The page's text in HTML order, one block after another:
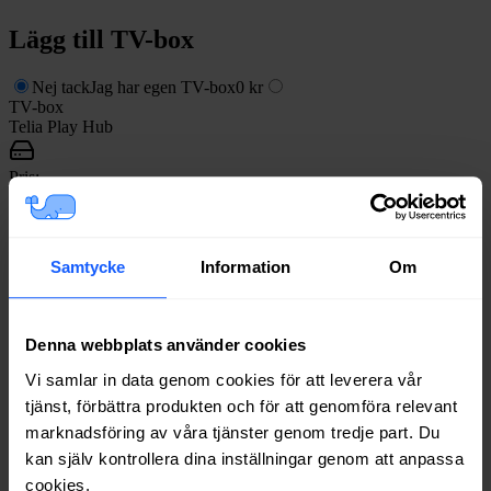
Samtycke Information Om
Denna webbplats använder cookies
Vi samlar in data genom cookies för att leverera vår
tjänst, förbättra produkten och för att genomföra relevant
marknadsföring av våra tjänster genom tredje part. Du
kan själv kontrollera dina inställningar genom att anpassa
cookies.
Lägg till TV-box
Nej tackJag har egen TV-box0 kr
TV-box
Telia Play Hub
Pris:
799 kr
Telia Play Hub och fjärrkontroll med siffror
Dina uppgifter
Förnamn Obligatoriskt fält:
Efternamn*Obligatoriskt fält:Efternamn